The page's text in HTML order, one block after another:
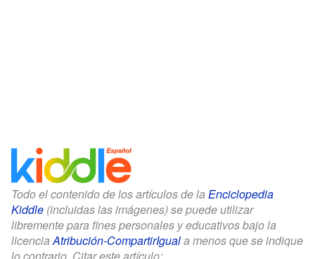
Todo el contenido de los artículos de la Enciclopedia
Kiddle (incluidas las imágenes) se puede utilizar
libremente para fines personales y educativos bajo la
licencia Atribución-CompartirIguala menos que se indique
lo contrario. Citar este artículo: